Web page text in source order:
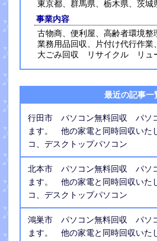
東京都、群馬県、栃木県、茨城
事業内容
古物商、便利屋、高齢者環境
業務用品回収、片付け代行作業
大ごみ回収 リサイクル リュ
最近の記事一
行田市 パソコン無料回収 パソ
ます。 他の家電と同時回収いた
コ、デスクトップパソコン
北本市 パソコン無料回収 パソ
ます。 他の家電と同時回収いた
コ、デスクトップパソコン
鴻巣市 パソコン無料回収 パソ
ます。 他の家電と同時回収いた